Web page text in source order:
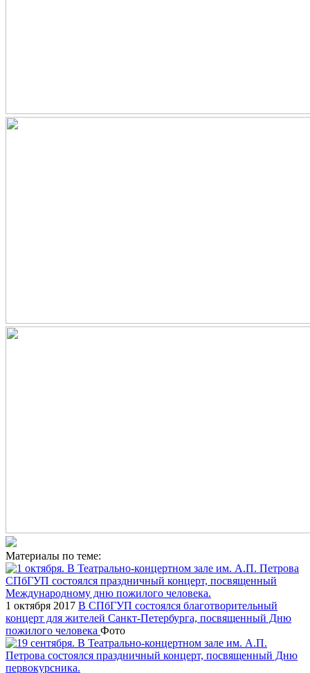
Материалы по теме:
1 октября 2017 В СПбГУП состоялся благотворительный
концерт для жителей Санкт-Петербурга, посвященный Дню
пожилого человека Фото